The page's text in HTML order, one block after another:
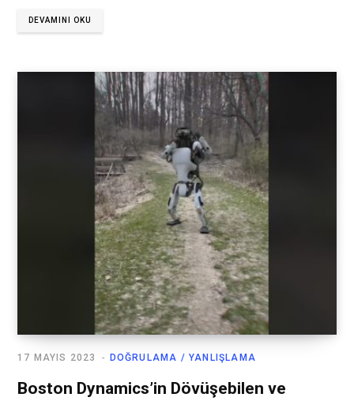
DEVAMINI OKU
DOĞRULAMA / YANLIŞLAMA
17 MAYIS 2023
Boston Dynamics’in Dövüşebilen ve